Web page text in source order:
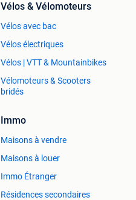
Vélos & Vélomoteurs
Vélos avec bac
Vélos électriques
Vélos | VTT & Mountainbikes
Vélomoteurs & Scooters
bridés
Immo
Maisons à vendre
Maisons à louer
Immo Étranger
Résidences secondaires